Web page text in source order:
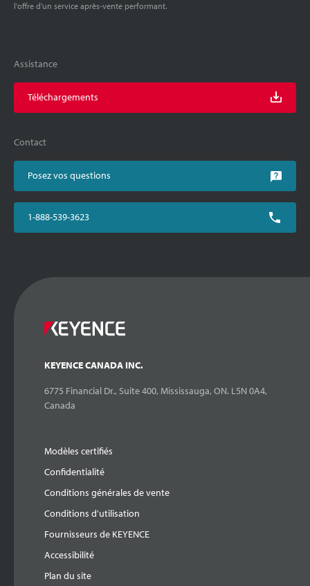
l'offre d'un service après-vente performant.
Assistance
Téléchargements
Contact
Posez vos questions
1-888-539-3623
KEYENCE CANADA INC.
6775 Financial Dr., Suite 400, Mississauga, ON. L5N 0A4,
Canada
Modèles certifiés
Confidentialité
Conditions générales de vente
Conditions d'utilisation
Fournisseurs de KEYENCE
Accessibilité
Plan du site